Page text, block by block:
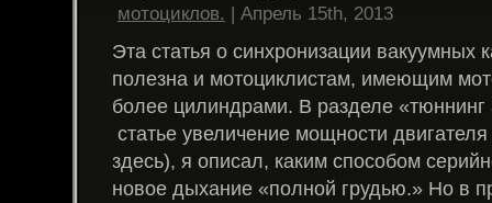
мотоциклов. | Апрель 15th, 2013
Эта статья о синхронизации вакуумных
полезна и мотоциклистам, имеющим
более цилиндрами. В разделе
статье увеличение мощности
здесь), я описал, каким способом
новое дыхание «полной грудью.» Но в